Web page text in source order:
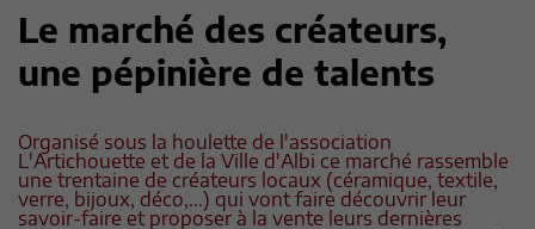
Le marché des créateurs,
une pépinière de talents
Organisé sous la houlette de l'association
L'Artichouette et de la Ville d'Albi ce marché rassemble
une trentaine de créateurs locaux (céramique, textile,
verre, bijoux, déco,...) qui vont faire découvrir leur
savoir-faire et proposer à la vente leurs dernières